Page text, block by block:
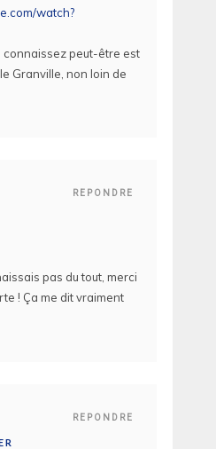
watch?
connaissez peut-être est
Granville, non loin de
REPONDRE
pas du tout, merci
! Ça me dit vraiment
REPONDRE